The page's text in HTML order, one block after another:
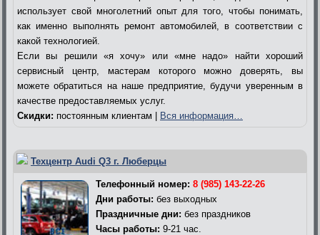
использует свой многолетний опыт для того, чтобы понимать,
как именно выполнять ремонт автомобилей, в соответствии с
какой технологией.
Если вы решили «я хочу» или «мне надо» найти хороший
сервисный центр, мастерам которого можно доверять, вы
можете обратиться на наше предприятие, будучи уверенным в
качестве предоставляемых услуг.
Скидки: постоянным клиентам | Вся информация…
Техцентр Audi Q3 г. Люберцы
Телефонный номер: 8 (985) 143-22-26
Дни работы: без выходных
Праздничные дни: без праздников
Часы работы: 9-21 час.